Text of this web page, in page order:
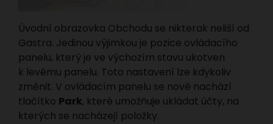
Úvodní obrazovka Obchodu se nikterak neliší od
Gastra. Jedinou výjimkou je pozice ovládacího
panelu, který je ve výchozím stavu ukotven
k levému panelu. Toto nastavení lze kdykoliv
změnit. V ovládacím panelu se nově nachází
tlačítko Park, které umožňuje ukládat účty, na
kterých se nacházejí položky.